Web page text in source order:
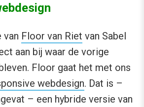
van Floor van Riet van Sabel
aan bij waar de vorige
Floor gaat het met ons
webdesign. Dat is –
– een hybride versie van